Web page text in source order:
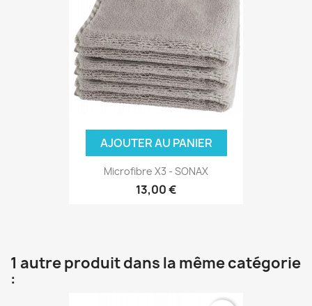
AJOUTER AU PANIER
Microfibre X3 - SONAX
13,00 €
1 autre produit dans la même catégorie
: